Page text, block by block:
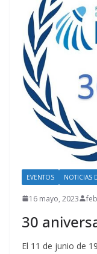
EVENTOS NOTICIAS
16 mayo, 2023
30
El 11 de junio de